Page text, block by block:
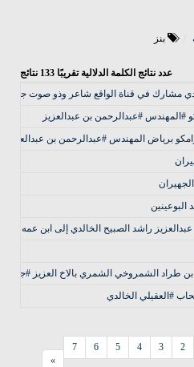
بنز
عدد نتائج الكلمة الدلالية تقريبًا 133 نتائج
مشارك في قناة الواقع شاعر وذو صوت جميل
#المهندس #عبدالرحمن بن عبدالعزيز
برياض المهندس #عبدالرحمن بن عبدالعزيز
البوعينين
راشد الصبيح الخالدي إلى ابن عمه
طراد الشمروخي الشمري بالاخ العزيز #جابر
#العقيلي الخالدي
2
3
4
5
6
7
»